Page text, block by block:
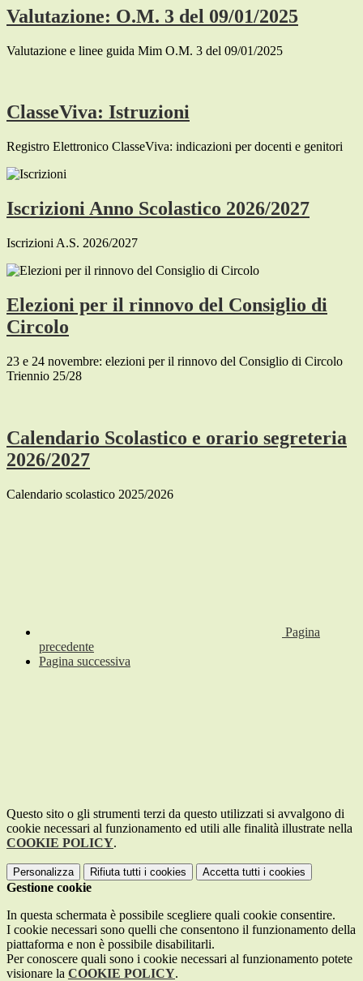
Valutazione: O.M. 3 del 09/01/2025
Valutazione e linee guida Mim O.M. 3 del 09/01/2025
ClasseViva: Istruzioni
Registro Elettronico ClasseViva: indicazioni per docenti e genitori
Iscrizioni Anno Scolastico 2026/2027
Iscrizioni A.S. 2026/2027
Elezioni per il rinnovo del Consiglio di
Circolo
23 e 24 novembre: elezioni per il rinnovo del Consiglio di Circolo
Triennio 25/28
Calendario Scolastico e orario segreteria
2026/2027
Calendario scolastico 2025/2026
Pagina
precedente
Pagina successiva
Questo sito o gli strumenti terzi da questo utilizzati si avvalgono di
cookie necessari al funzionamento ed utili alle finalità illustrate nella
COOKIE POLICY.
Personalizza Rifiuta tutti i cookies Accetta tutti i cookies
Gestione cookie
In questa schermata è possibile scegliere quali cookie consentire.
I cookie necessari sono quelli che consentono il funzionamento della
piattaforma e non è possibile disabilitarli.
Per conoscere quali sono i cookie necessari al funzionamento potete
visionare la COOKIE POLICY.